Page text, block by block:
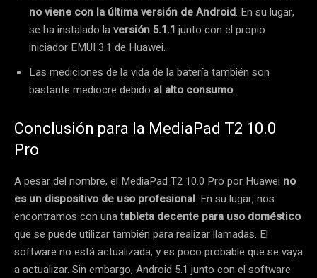
no viene con la última versión de Android. En su lugar,
se ha instalado laversión 5.1.1 junto con el propio
iniciador EMUI 3.1 de Huawei.
Las mediciones de la vida de la batería también son
bastante mediocre debido al alto consumo.
Conclusión para la MediaPad T2 10.0
Pro
A pesar del nombre, el MediaPad T2 10.0 Pro por Huawei no
es un dispositivo de uso profesional. En su lugar, nos
encontramos con unatableta decente para uso doméstico
que se puede utilizar también para realizar llamadas. El
software no está actualizada, y es poco probable que se vaya
a actualizar. Sin embargo, Android 5.1 junto con el software